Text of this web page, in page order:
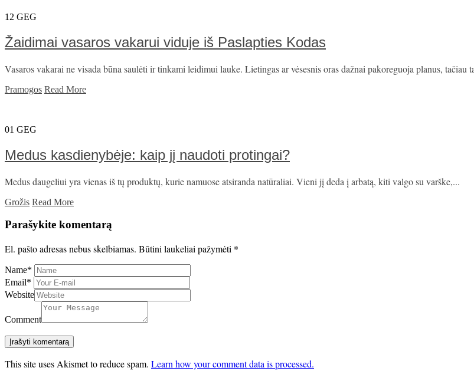
12 GEG
Žaidimai vasaros vakarui viduje iš Paslapties Kodas
Vasaros vakarai ne visada būna saulėti ir tinkami leidimui lauke. Lietingas ar vėsesnis oras dažnai pakoreguoja planus, tačiau
Pramogos Read More
01 GEG
Medus kasdienybėje: kaip jį naudoti protingai?
Medus daugeliui yra vienas iš tų produktų, kurie namuose atsiranda natūraliai. Vieni jį deda į arbatą, kiti valgo su varške,...
Grožis Read More
Parašykite komentarą
El. pašto adresas nebus skelbiamas. Būtini laukeliai pažymėti *
Name*
Email*
Website
Comment
This site uses Akismet to reduce spam. Learn how your comment data is processed.